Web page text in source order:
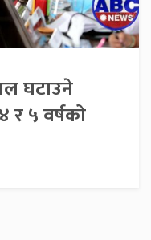
घटाउने
र ५ वर्षको